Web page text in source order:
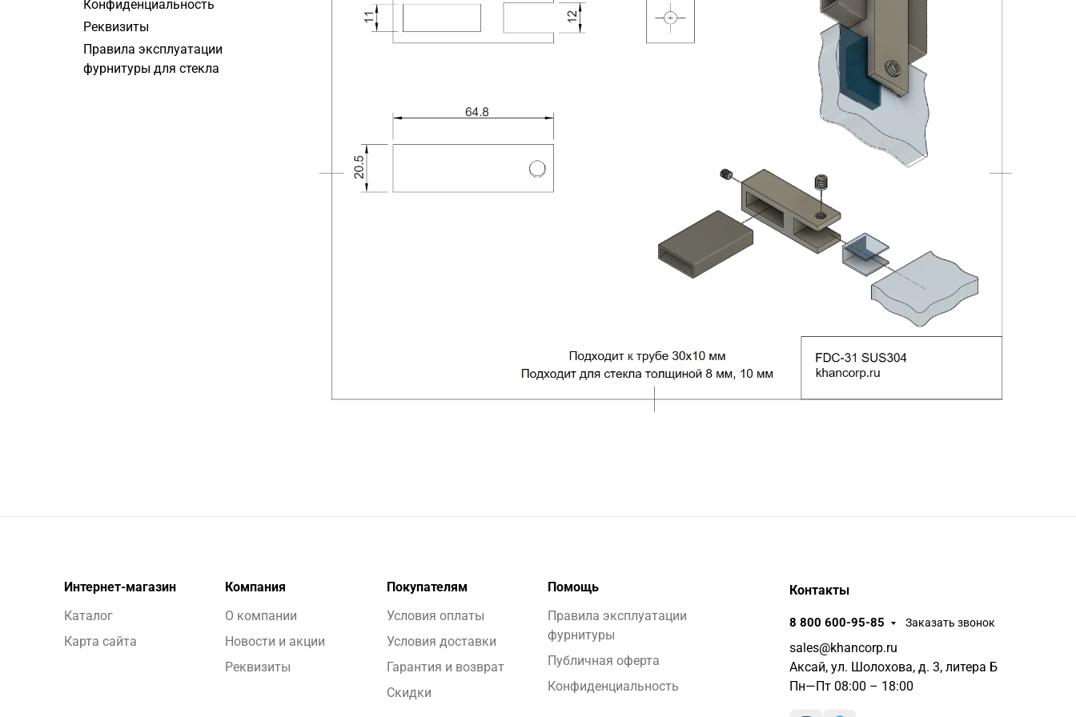
Конфиденциальность
Реквизиты
Правила эксплуатации
фурнитуры для стекла
Интернет-магазин
Каталог
Карта сайта
Компания
О компании
Новости и акции
Реквизиты
Покупателям
Условия оплаты
Условия доставки
Гарантия и возврат
Скидки
Помощь
Правила эксплуатации
фурнитуры
Публичная оферта
Конфиденциальность
Контакты
8 800 600-95-85 Заказать звонок
sales@khancorp.ru
Аксай, ул. Шолохова, д. 3, литера Б
Пн—Пт 08:00 – 18:00